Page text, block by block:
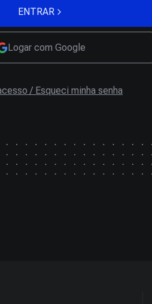
ENTRAR
Logar com Google
/ Esqueci minha senha